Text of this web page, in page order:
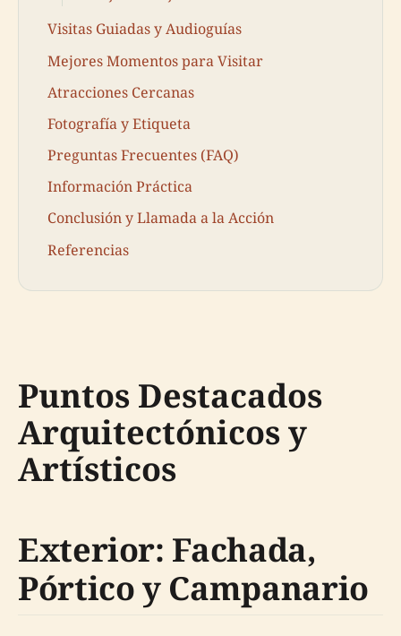
Visitas Guiadas y Audioguías
Mejores Momentos para Visitar
Atracciones Cercanas
Fotografía y Etiqueta
Preguntas Frecuentes (FAQ)
Información Práctica
Conclusión y Llamada a la Acción
Referencias
Puntos Destacados
Arquitectónicos y
Artísticos
Exterior: Fachada,
Pórtico y Campanario